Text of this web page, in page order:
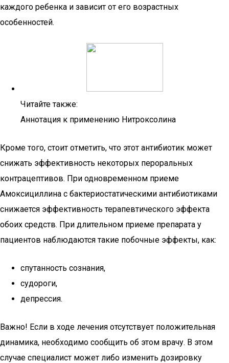
каждого ребенка и зависит от его возрастных
особенностей.
Читайте также:
Аннотация к применению Нитроксолина
Кроме того, стоит отметить, что этот антибиотик может
снижать эффективность некоторых пероральных
контрацептивов. При одновременном приеме
Амоксициллина с бактериостатическими антибиотиками
снижается эффективность терапевтического эффекта
обоих средств. При длительном приеме препарата у
пациентов наблюдаются такие побочные эффекты, как:
спутанность сознания,
судороги,
депрессия.
Важно! Если в ходе лечения отсутствует положительная
динамика, необходимо сообщить об этом врачу. В этом
случае специалист может либо изменить дозировку